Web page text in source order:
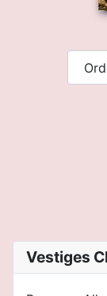
Vestiges